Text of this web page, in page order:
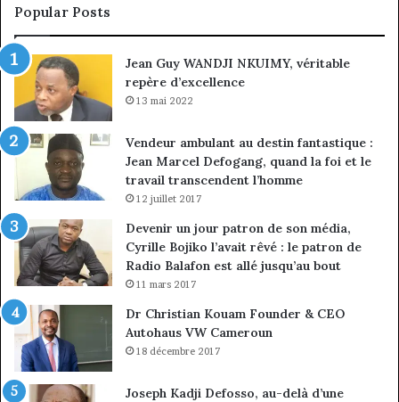
sous
discipline
Popular Posts
Jean Guy WANDJI NKUIMY, véritable
repère d’excellence
13 mai 2022
Vendeur ambulant au destin fantastique :
Jean Marcel Defogang, quand la foi et le
travail transcendent l’homme
12 juillet 2017
Devenir un jour patron de son média,
Cyrille Bojiko l’avait rêvé : le patron de
Radio Balafon est allé jusqu’au bout
11 mars 2017
Dr Christian Kouam Founder & CEO
Autohaus VW Cameroun
18 décembre 2017
Joseph Kadji Defosso, au-delà d’une